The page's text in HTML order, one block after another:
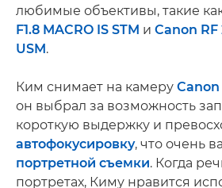
любимые объективы, такие
F1.8 MACRO IS STM и Canon
USM.
Ким снимает на камеру Canon
он выбрал за возможность
короткую выдержку и
автофокусировку, что очень
портретной съемки. Когда
портретах, Киму нравится